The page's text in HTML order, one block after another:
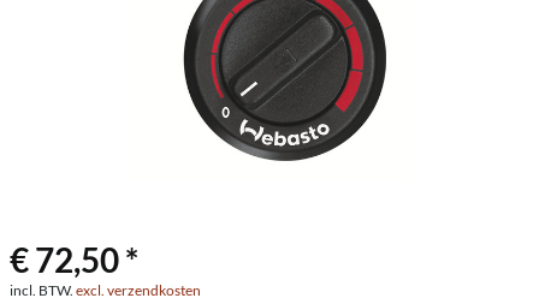
€ 72,50 *
incl. BTW. excl. verzendkosten